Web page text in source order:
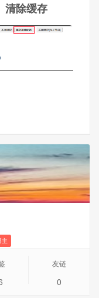
号sysadmin），
照配置方法可以自
清除缓存
数据不会马上生
账号sysadmin），
主
友链
0